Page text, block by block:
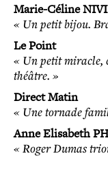
Marie-Céline
« Un petit bijou.
Le Point
« Un petit miracle,
théâtre. »
Direct Matin
« Une tornade
Anne Elisabeth
« Roger Dumas